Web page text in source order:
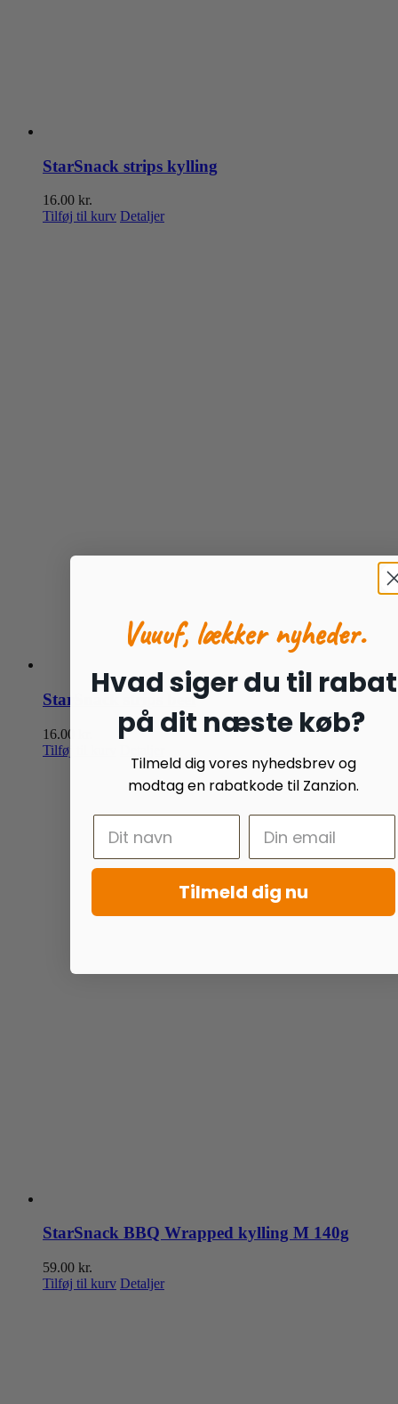
StarSnack strips kylling
16.00 kr.
Tilføj til kurv Detaljer
StarSnack strips beef
16.00
Tilføj til kurv
StarSnack BBQ Wrapped kylling M 140g
59.00 kr.
Tilføj til kurv Detaljer
Vuuuf, lækker nyheder.
Hvad siger du til rabat
på dit næste køb?
Tilmeld dig vores nyhedsbrev og
modtag en rabatkode til Zanzion.
Tilmeld dig nu